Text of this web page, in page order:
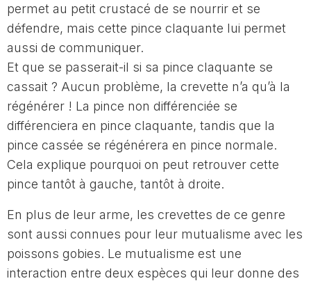
permet au petit crustacé de se nourrir et se
défendre, mais cette pince claquante lui permet
aussi de communiquer.
Et que se passerait-il si sa pince claquante se
cassait ? Aucun problème, la crevette n’a qu’à la
régénérer ! La pince non différenciée se
différenciera en pince claquante, tandis que la
pince cassée se régénérera en pince normale.
Cela explique pourquoi on peut retrouver cette
pince tantôt à gauche, tantôt à droite.
En plus de leur arme, les crevettes de ce genre
sont aussi connues pour leur mutualisme avec les
poissons gobies. Le mutualisme est une
interaction entre deux espèces qui leur donne des